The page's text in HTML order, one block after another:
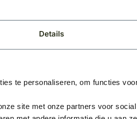
Details
te personaliseren, om functies
site met onze partners voor